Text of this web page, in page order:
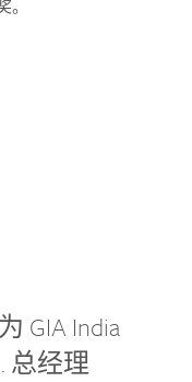
。
GIA India
总经理